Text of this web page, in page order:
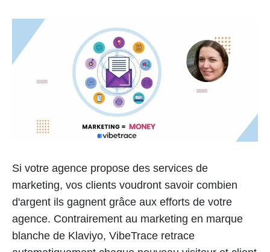
Si votre agence propose des services de
marketing, vos clients voudront savoir combien
d'argent ils gagnent grâce aux efforts de votre
agence. Contrairement au marketing en marque
blanche de Klaviyo, VibeTrace retrace